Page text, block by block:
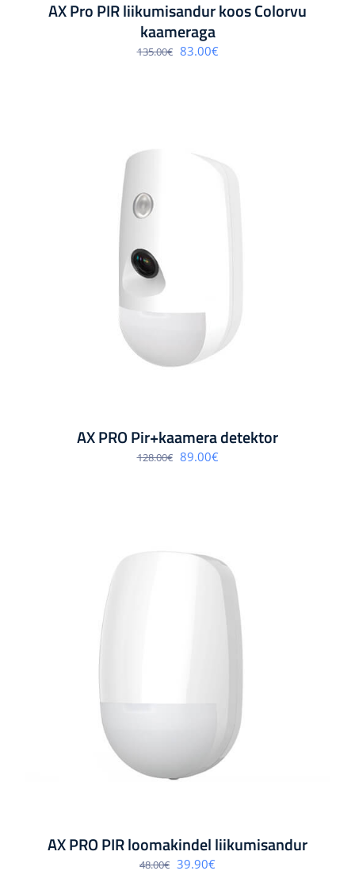
AX Pro PIR liikumisandur koos Colorvu
kaameraga
135.00€ Algne
hind
83.00€Praegune
hind
AX PRO Pir+kaamera detektor
128.00€ Algne
hind
89.00€Praegune
hind
AX PRO PIR loomakindel liikumisandur
48.00€ Algne
hind
39.90€